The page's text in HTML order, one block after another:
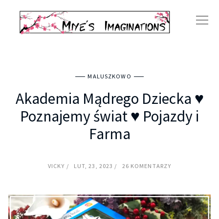
MALUSZKOWO
Akademia Mądrego Dziecka ♥
Poznajemy świat ♥ Pojazdy i
Farma
VICKY LUT, 23, 2023 26 KOMENTARZY